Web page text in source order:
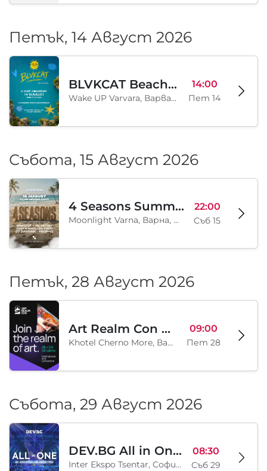
Петък, 14 Август 2026
BLVKCAT Beach Festival 2026, Wake up Varvara
Wake UP Varvara, Варвара, BG
14:00
Пет 14
Събота, 15 Август 2026
4 Seasons Summer Edition
Moonlight Varna, Варна, BG
22:00
Съб 15
Петък, 28 Август 2026
Art Realm Con 2026
Khotel Cherno More, Варна, BG
09:00
Пет 28
Събота, 29 Август 2026
DEV.BG All in One 2026
Inter Ekspo Tsentar, София, BG
08:30
Съб 29